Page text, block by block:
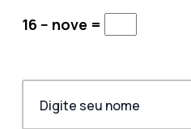
16 − nove =